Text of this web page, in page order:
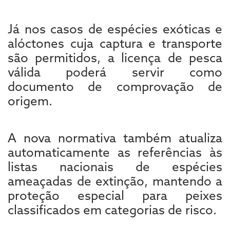
Já nos casos de espécies exóticas e
alóctones cuja captura e transporte
são permitidos, a licença de pesca
válida poderá servir como
documento de comprovação de
origem.
A nova normativa também atualiza
automaticamente as referências às
listas nacionais de espécies
ameaçadas de extinção, mantendo a
proteção especial para peixes
classificados em categorias de risco.